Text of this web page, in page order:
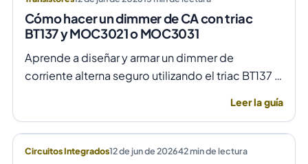
Cómo hacer un dimmer de CA con triac
BT137 y MOC3021 o MOC3031
Aprende a diseñar y armar un dimmer de
corriente alterna seguro utilizando el triac BT137 y
Leer la guía
Circuitos Integrados12 de jun de 202642min de lectura